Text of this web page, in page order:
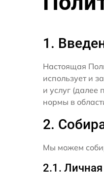
1.
Настоящая
использует и
и услуг
нормы в
2.
Мы можем
2.1.